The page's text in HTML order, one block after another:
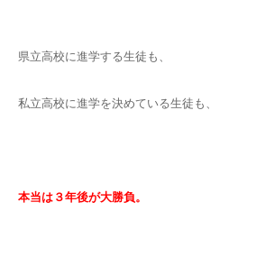
県立高校に進学する生徒も、
私立高校に進学を決めている生徒も、
本当は３年後が大勝負。